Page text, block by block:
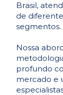
Brasil,
de
segmentos.
Nossa
profundo
mercado e